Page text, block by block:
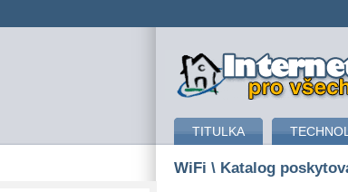
připojení k
TITULKA
WiFi \ Katalog